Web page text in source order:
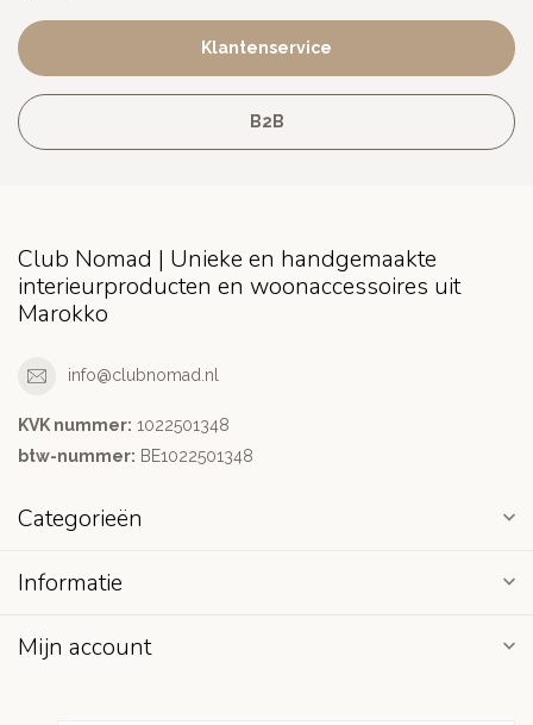
Klantenservice
B2B
Club Nomad | Unieke en handgemaakte
interieurproducten en woonaccessoires uit
Marokko
info@clubnomad.nl
KVK nummer: 1022501348
btw-nummer: BE1022501348
Categorieën
Informatie
Mijn account